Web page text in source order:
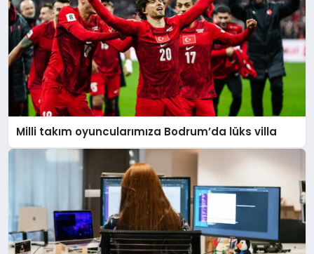
Milli takım oyuncularımıza Bodrum’da lüks villa